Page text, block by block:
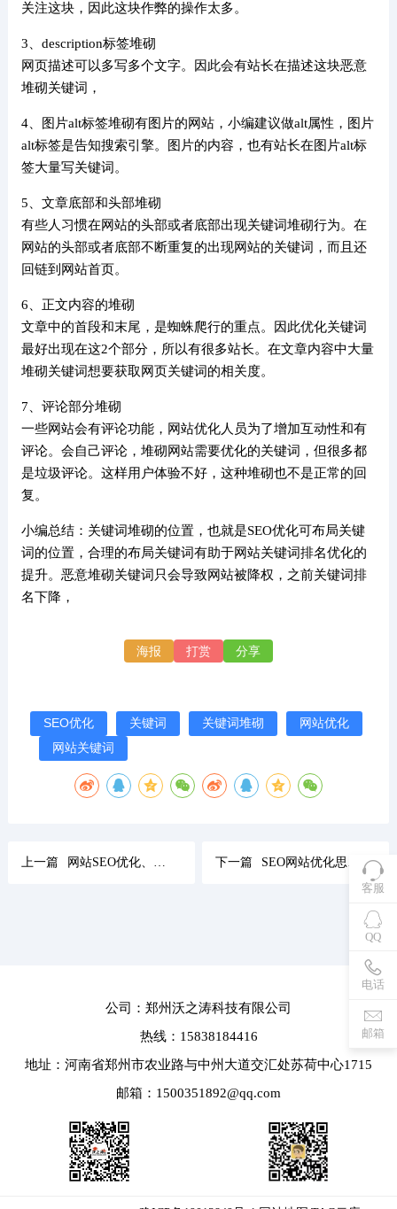
关注这块，因此这块作弊的操作太多。
3、description标签堆砌
网页描述可以多写多个文字。因此会有站长在描述这块恶意
堆砌关键词，
4、图片alt标签堆砌有图片的网站，小编建议做alt属性，图片
alt标签是告知搜索引擎。图片的内容，也有站长在图片alt标
签大量写关键词。
5、文章底部和头部堆砌
有些人习惯在网站的头部或者底部出现关键词堆砌行为。在
网站的头部或者底部不断重复的出现网站的关键词，而且还
回链到网站首页。
6、正文内容的堆砌
文章中的首段和末尾，是蜘蛛爬行的重点。因此优化关键词
最好出现在这2个部分，所以有很多站长。在文章内容中大量
堆砌关键词想要获取网页关键词的相关度。
7、评论部分堆砌
一些网站会有评论功能，网站优化人员为了增加互动性和有
评论。会自己评论，堆砌网站需要优化的关键词，但很多都
是垃圾评论。这样用户体验不好，这种堆砌也不是正常的回
复。
小编总结：关键词堆砌的位置，也就是SEO优化可布局关键
词的位置，合理的布局关键词有助于网站关键词排名优化的
提升。恶意堆砌关键词只会导致网站被降权，之前关键词排
名下降，
海报 打赏 分享
SEO优化 关键词 关键词堆砌
网站优化
网站关键词
上一篇 网站SEO优化、SEM竞价相互配合有利企业获取转化 下一篇
SEO网站优化思考方向，SEO思维注重什么？
客服
QQ
电话
邮箱
公司：郑州沃之涛科技有限公司
热线：15838184416
地址：河南省郑州市农业路与中州大道交汇处苏荷中心1715
邮箱：1500351892@qq.com